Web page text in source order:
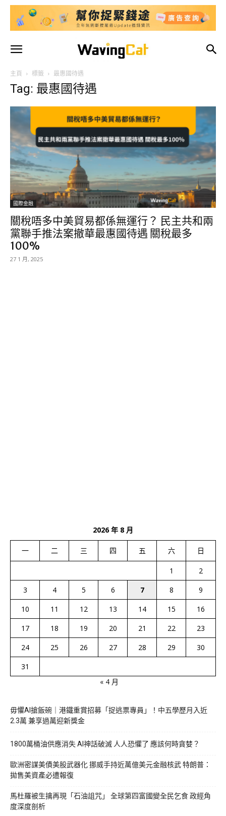
主頁 標籤 最惠國待遇
Tag: 最惠國待遇
國際金融
關稅唔多中美貿易都係無運行？ 民主共和兩
黨聯手推法案撤華最惠國待遇 關稅最多
100%
27 1 月, 2025
2026 年 8 月
一 二 三 四 五 六 日
1
2
3
4 5 6 7 8
9
10
11 12 13 14 15
16
17
18 19 20 21 22
23
24
25 26 27 28 29
30
31
« 4 月
毋懼AI搶飯碗｜港鐵重賞招募「捉逃票專員」！中五學歷月入近
2.3萬 兼享過萬迎新獎金
1800萬桶油供應消失 AI神話破滅 人人恐懼了 應該何時貪婪？
歐洲密謀美債美股武器化 挪威手持近萬億美元金融核武 特朗普：
拋售美資產必遭報復
馬杜羅被生擒再現「石油詛咒」 全球第四富國變全民乞食 政經角
度深度剖析